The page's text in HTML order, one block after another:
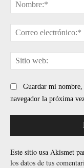
Guardar mi
navegador la próxima
Este sitio usa Akismet
los datos de tus